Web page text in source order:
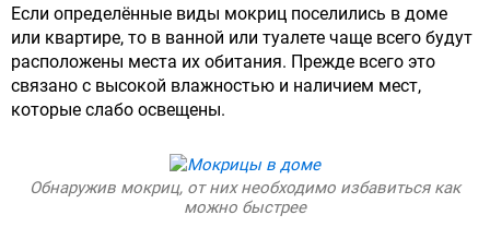
Если определённые виды мокриц поселились в доме
или квартире, то в ванной или туалете чаще всего будут
расположены места их обитания. Прежде всего это
связано с высокой влажностью и наличием мест,
которые слабо освещены.
Обнаружив мокриц, от них необходимо избавиться как
можно быстрее